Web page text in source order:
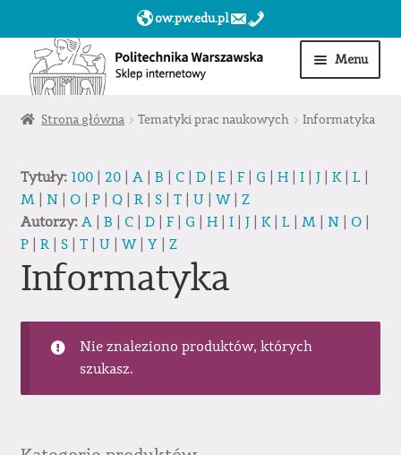
ow.pw.edu.pl
Przejdź
do
nawigacji
Przejdź
do
treści
Menu
Start
Moje konto
Obserwowane
Strona główna Tematyki prac naukowych Informatyka
Tytuły: 100| 20| A| B C| D| E| F| G H| I| J| K| L|
M| N| O| P| Q| R| S| T| U W| Z
Autorzy: A| B C| D| F| G H| I| J| K| L| M| N| O|
P| R| S| T| U W| Y| Z
Informatyka
Nie znaleziono produktów, których
szukasz.